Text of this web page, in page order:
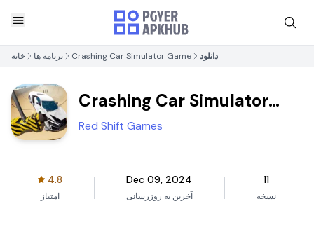
خانه برنامه ها Crashing Car Simulator Game دانلود
Crashing Car Simulator
Game
Red Shift Games
4.8
امتیاز
Dec 09, 2024
آخرین به روزرسانی
11
نسخه